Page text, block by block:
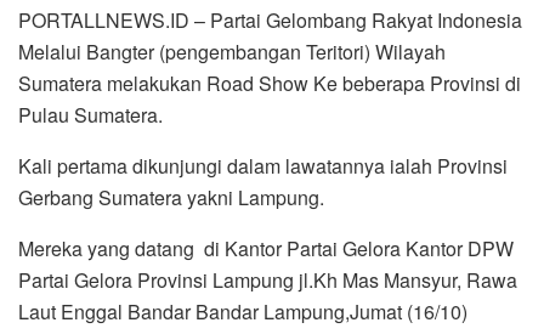
PORTALLNEWS.ID – Partai Gelombang Rakyat Indonesia
Melalui Bangter (pengembangan Teritori) Wilayah
Sumatera melakukan Road Show Ke beberapa Provinsi di
Pulau Sumatera.
Kali pertama dikunjungi dalam lawatannya ialah Provinsi
Gerbang Sumatera yakni Lampung.
Mereka yang datang di Kantor Partai Gelora Kantor DPW
Partai Gelora Provinsi Lampung jl.Kh Mas Mansyur, Rawa
Laut Enggal Bandar Bandar Lampung,Jumat (16/10)